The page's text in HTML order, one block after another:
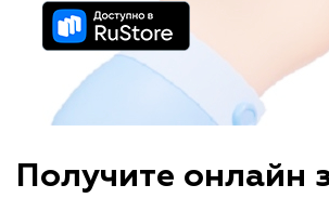
Получите онлайн